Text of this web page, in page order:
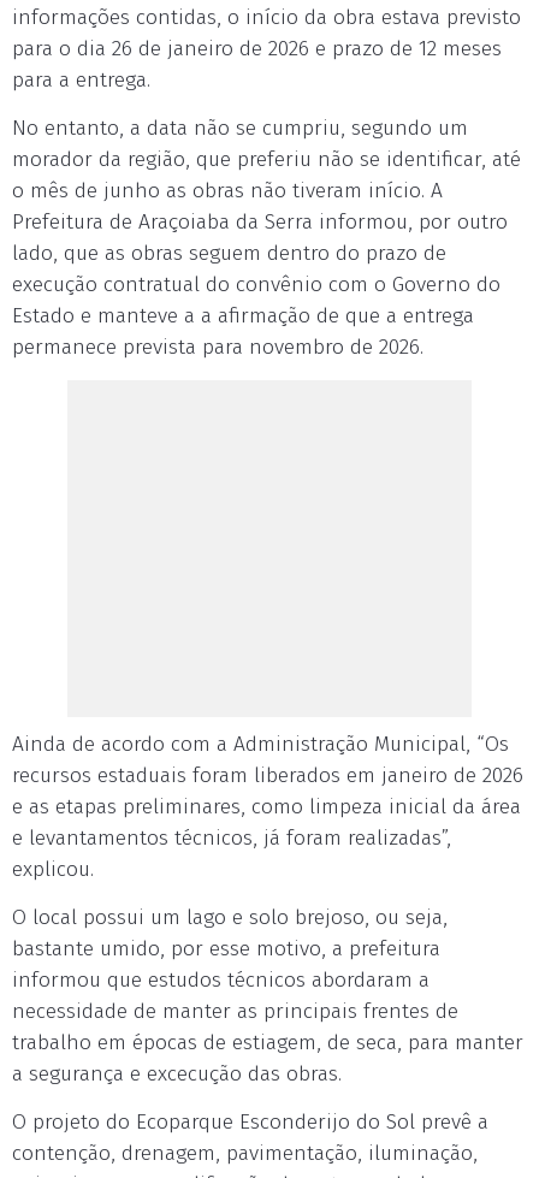
informações contidas, o início da obra estava previsto
para o dia 26 de janeiro de 2026 e prazo de 12 meses
para a entrega.
No entanto, a data não se cumpriu, segundo um
morador da região, que preferiu não se identificar, até
o mês de junho as obras não tiveram início. A
Prefeitura de Araçoiaba da Serra informou, por outro
lado, que as obras seguem dentro do prazo de
execução contratual do convênio com o Governo do
Estado e manteve a a afirmação de que a entrega
permanece prevista para novembro de 2026.
Ainda de acordo com a Administração Municipal, “Os
recursos estaduais foram liberados em janeiro de 2026
e as etapas preliminares, como limpeza inicial da área
e levantamentos técnicos, já foram realizadas”,
explicou.
O local possui um lago e solo brejoso, ou seja,
bastante umido, por esse motivo, a prefeitura
informou que estudos técnicos abordaram a
necessidade de manter as principais frentes de
trabalho em épocas de estiagem, de seca, para manter
a segurança e excecução das obras.
O projeto do Ecoparque Esconderijo do Sol prevê a
contenção, drenagem, pavimentação, iluminação,